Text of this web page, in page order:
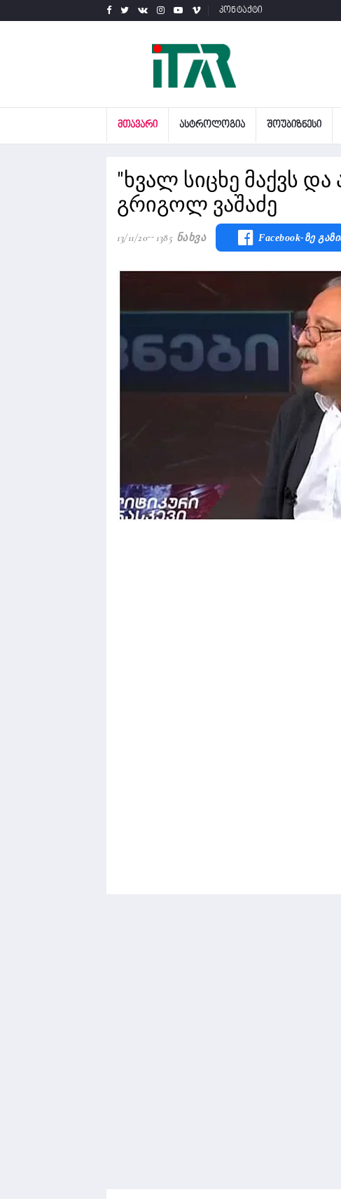
კონტაქტი
ᲛᲗᲐᲕᲐᲠᲘ ᲐᲡᲢᲠᲝᲚᲝᲒᲘᲐ ᲨᲝᲣᲑᲘᲖᲜᲔᲡᲘ
"ხვალ სიცხე მაქვს და
გრიგოლ ვაშაძე
13/11/20 1385 Ნახვა Facebook-Ზე